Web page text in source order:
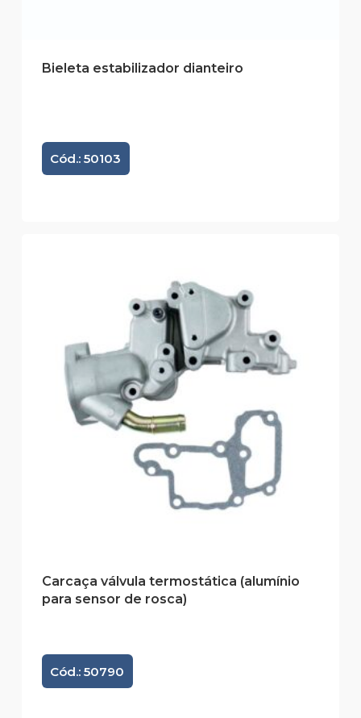
Bieleta estabilizador dianteiro
Cód.: 50103
Carcaça válvula termostática (alumínio
para sensor de rosca)
Cód.: 50790